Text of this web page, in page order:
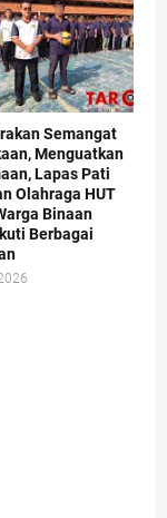
Semangat
Menguatkan
Lapas Pati
Olahraga HUT
Binaan
Berbagai